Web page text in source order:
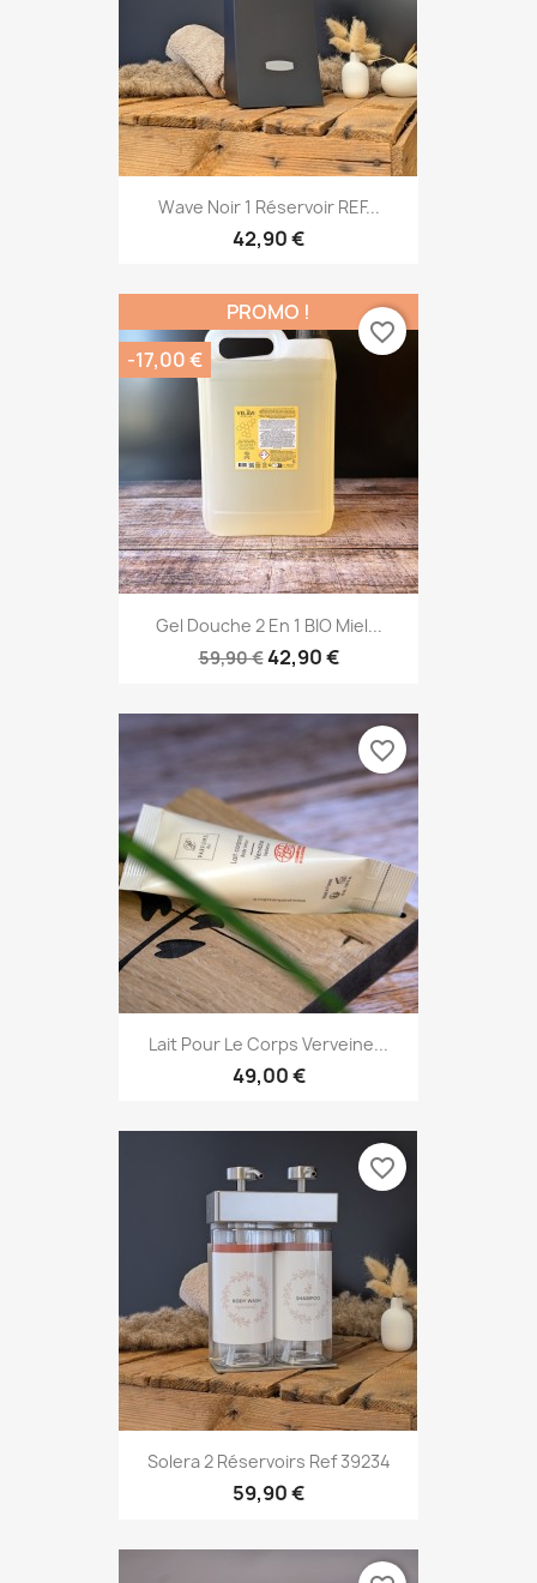
Wave Noir 1 Réservoir REF...
42,90 €
Gel Douche 2 En 1 BIO Miel...
59,90 €42,90 €
PROMO !
-17,00 €
favorite_border
Lait Pour Le Corps Verveine...
49,00 €
favorite_border
Solera 2 Réservoirs Ref 39234
59,90 €
favorite_border